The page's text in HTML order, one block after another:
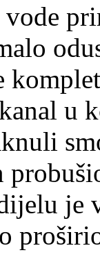
u